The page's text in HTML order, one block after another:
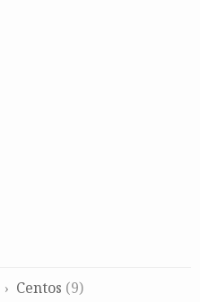
Centos (9)